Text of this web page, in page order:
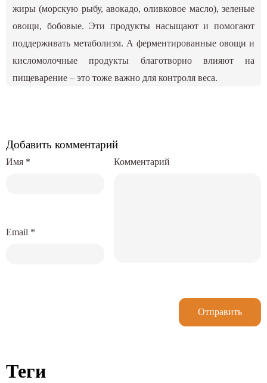
жиры (морскую рыбу, авокадо, оливковое масло), зеленые
овощи, бобовые. Эти продукты насыщают и помогают
поддерживать метаболизм. А ферментированные овощи и
кисломолочные продукты благотворно влияют на
пищеварение – это тоже важно для контроля веса.
Добавить комментарий
Комментарий
Имя *
Email *
Отправить
Теги